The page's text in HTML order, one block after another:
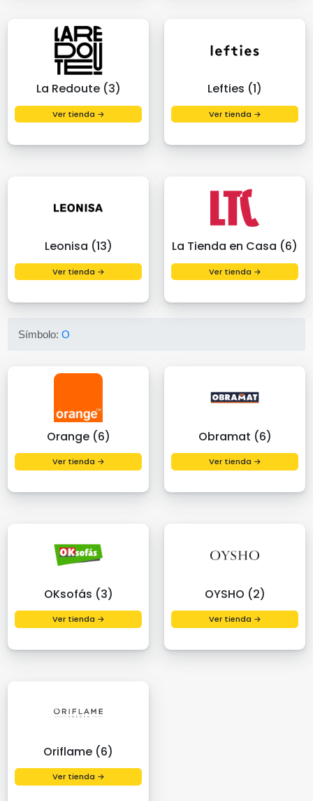
La Redoute (3)
Ver tienda →
Lefties (1)
Ver tienda →
Leonisa (13)
Ver tienda →
La Tienda en Casa (6)
Ver tienda →
Símbolo:O
Orange (6)
Ver tienda →
Obramat (6)
Ver tienda →
OKsofás (3)
Ver tienda →
OYSHO (2)
Ver tienda →
Oriflame (6)
Ver tienda →